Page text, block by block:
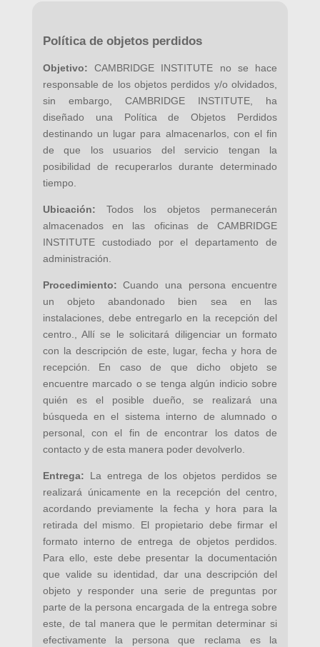
Política de objetos perdidos
Objetivo: CAMBRIDGE INSTITUTE no se hace
responsable de los objetos perdidos y/o olvidados,
sin embargo, CAMBRIDGE INSTITUTE, ha
diseñado una Política de Objetos Perdidos
destinando un lugar para almacenarlos, con el fin
de que los usuarios del servicio tengan la
posibilidad de recuperarlos durante determinado
tiempo.
Ubicación: Todos los objetos permanecerán
almacenados en las oficinas de CAMBRIDGE
INSTITUTE custodiado por el departamento de
administración.
Procedimiento: Cuando una persona encuentre
un objeto abandonado bien sea en las
instalaciones, debe entregarlo en la recepción del
centro., Allí se le solicitará diligenciar un formato
con la descripción de este, lugar, fecha y hora de
recepción. En caso de que dicho objeto se
encuentre marcado o se tenga algún indicio sobre
quién es el posible dueño, se realizará una
búsqueda en el sistema interno de alumnado o
personal, con el fin de encontrar los datos de
contacto y de esta manera poder devolverlo.
Entrega: La entrega de los objetos perdidos se
realizará únicamente en la recepción del centro,
acordando previamente la fecha y hora para la
retirada del mismo. El propietario debe firmar el
formato interno de entrega de objetos perdidos.
Para ello, este debe presentar la documentación
que valide su identidad, dar una descripción del
objeto y responder una serie de preguntas por
parte de la persona encargada de la entrega sobre
este, de tal manera que le permitan determinar si
efectivamente la persona que reclama es la